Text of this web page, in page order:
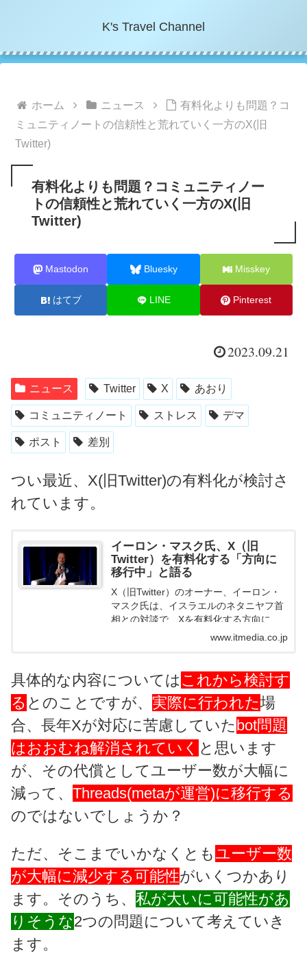
K's Travel Channel
ホーム ニュース
有料化よりも問題？コ
ミュニティノートの信頼性と荒れていく一方のX(旧
Twitter)
有料化よりも問題？コミュニティノー
トの信頼性と荒れていく一方のX(旧
Twitter)
Mastodon Bluesky Misskey
はてブ LINE Pinterest
2023.09.21
ニュース Twitter X あおり
コミュニティノート ストレス デマ
ポスト 差別
つい最近、X(旧Twitter)の有料化が検討さ
れています。
イーロン・マスク氏、X（旧
Twitter）を有料化する「方向に
移行中」と語る
X（旧Twitter）のオーナー、イーロン・
マスク氏は、イスラエルのネタニヤフ首
相との対談で、Xを有料化する方向に移
行中だと語った。X Premiumだけでな
www.itmedia.co.jp
具体的な内容については これから検討す
る とのことですが、 実際に行われた場
合、長年Xが対応に苦慮していた bot問題
はおおむね解消されていく と思います
が、その代償としてユーザー数が大幅に
減って、 Threads(metaが運営)に移行する
のではないでしょうか？
ただ、そこまでいかなくともユーザー数
が大幅に減少する可能性がいくつかあり
ます。そのうち、 私が大いに可能性があ
りそうな2つの問題について考えていき
ます。